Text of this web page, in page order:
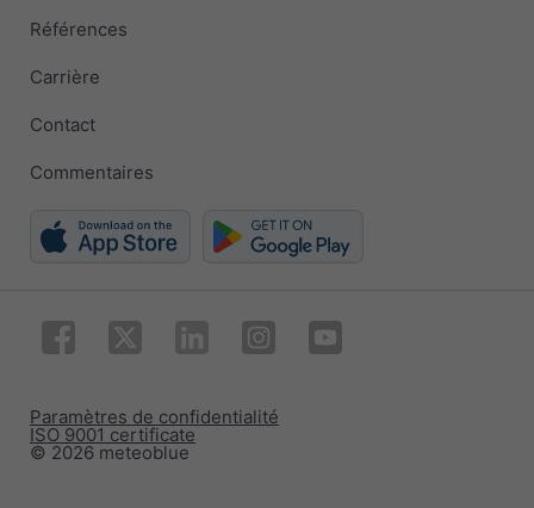
Références
Carrière
Contact
Commentaires
© 2026 meteoblue
ISO 9001 certificate
Paramètres de confidentialité